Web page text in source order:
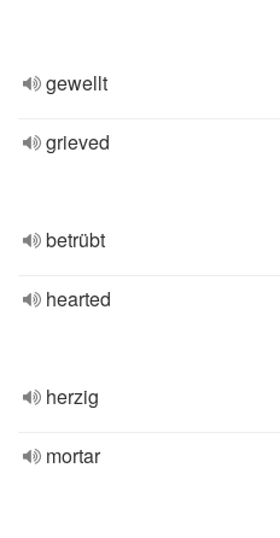
gewellt
grieved
betrübt
hearted
herzig
mortar